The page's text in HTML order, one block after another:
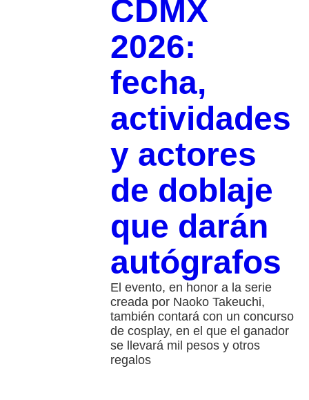
CDMX
2026:
fecha,
actividades
y actores
de doblaje
que darán
autógrafos
El evento, en honor a la serie
creada por Naoko Takeuchi,
también contará con un concurso
de cosplay, en el que el ganador
se llevará mil pesos y otros
regalos